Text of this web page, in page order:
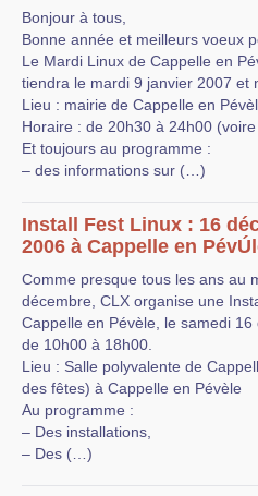
Bonjour à tous,
Bonne année et meilleurs voeux
Le Mardi Linux de Cappelle en
tiendra le mardi 9 janvier 2007 et
Lieu : mairie de Cappelle en
Horaire : de 20h30 à 24h00
Et toujours au programme :
– des informations sur (…)
Install Fest Linux : 16
2006 à Cappelle en
Comme presque tous les ans au
décembre, CLX organise une
Cappelle en Pévèle, le samedi 16
de 10h00 à 18h00.
Lieu : Salle polyvalente de
des fêtes) à Cappelle en Pévèle
Au programme :
– Des installations,
– Des (…)